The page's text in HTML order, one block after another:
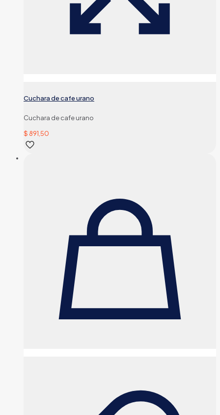
Cuchara de cafe urano
Cuchara de cafe urano
$ 891,50